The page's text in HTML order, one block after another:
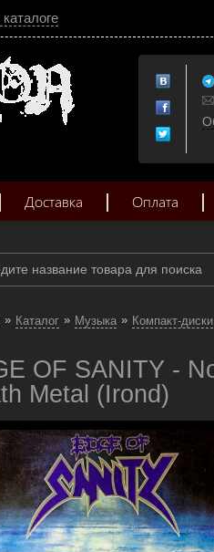
Доставка Оплата
» Каталог » Музыка » Компакт-диски
OF SANITY -
Metal (Irond)